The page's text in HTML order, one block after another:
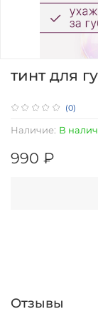
(0)
Наличие: В
тинт для
990 ₽
Отзывы